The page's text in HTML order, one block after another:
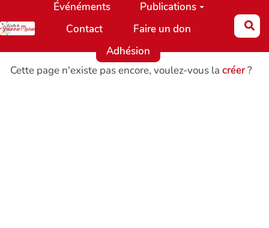
Aller au contenu principal
Événéments
Publications
Contact
Faire un don
Adhésion
Cette page n'existe pas encore, voulez-vous la créer?